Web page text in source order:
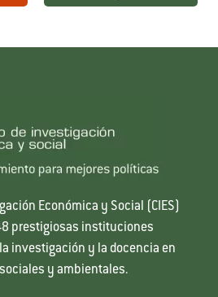
Económica y Social (CIES)
prestigiosas instituciones
investigación y la docencia en
y ambientales.